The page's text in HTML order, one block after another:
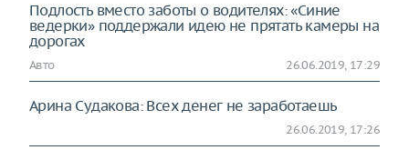
Подлость вместо заботы о водителях: «Синие
ведерки» поддержали идею не прятать камеры на
дорогах
Авто 26.06.2019, 17:29
Арина Судакова: Всех денег не заработаешь
26.06.2019, 17:26